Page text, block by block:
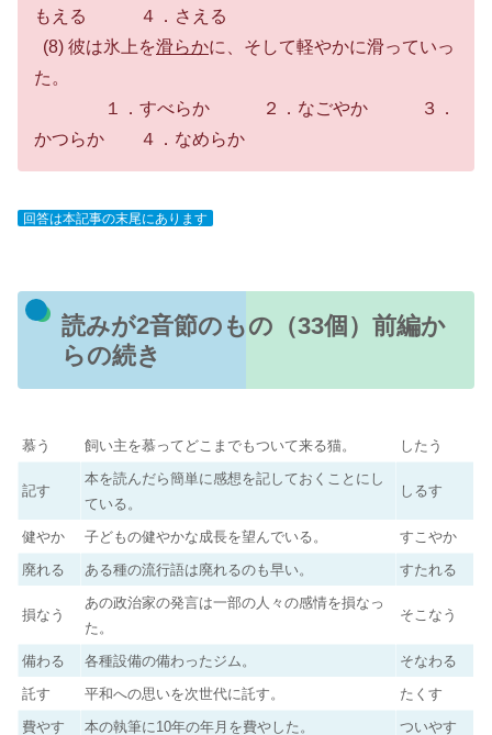
もえる ４．さえる
(8) 彼は氷上を滑らかに、そして軽やかに滑っていっ
た。
１．すべらか ２．なごやか ３．
かつらか ４．なめらか
回答は本記事の末尾にあります
読みが2音節のもの（33個）前編か
らの続き
慕う 飼い主を慕ってどこまでもついて来る猫。 したう
記す
本を読んだら簡単に感想を記しておくことにし
ている。
しるす
健やか 子どもの健やかな成長を望んでいる。
すこやか
廃れる
ある種の流行語は廃れるのも早い。 すたれる
損なう
あの政治家の発言は一部の人々の感情を損なっ
た。
そこなう
備わる 各種設備の備わったジム。
そなわる
託す
平和への思いを次世代に託す。
たくす
費やす
本の執筆に10年の年月を費やした。
ついやす